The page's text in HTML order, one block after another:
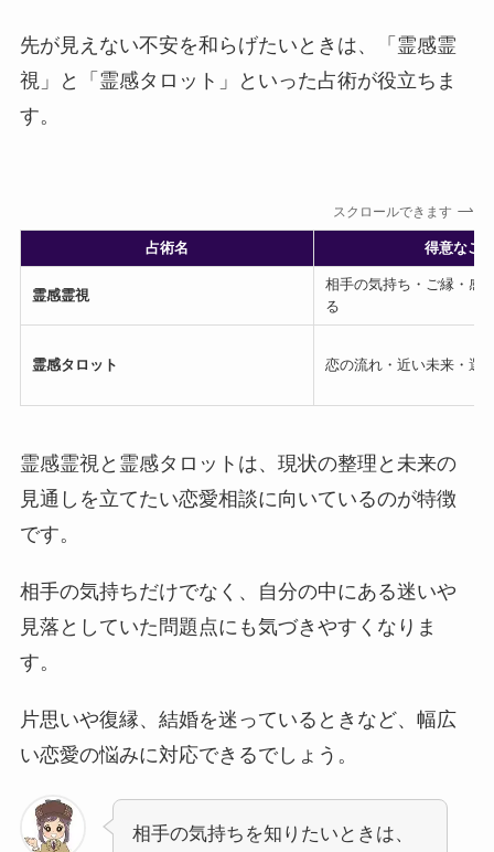
先が見えない不安を和らげたいときは、「霊感霊
視」と「霊感タロット」といった占術が役立ちま
す。
スクロールできます
占術名 得意なこ
霊感霊視
相手の気持ち・ご縁・感
る
霊感タロット 恋の流れ・近い未来・選
霊感霊視と霊感タロットは、現状の整理と未来の
見通しを立てたい恋愛相談に向いているのが特徴
です。
相手の気持ちだけでなく、自分の中にある迷いや
見落としていた問題点にも気づきやすくなりま
す。
片思いや復縁、結婚を迷っているときなど、幅広
い恋愛の悩みに対応できるでしょう。
相手の気持ちを知りたいときは、